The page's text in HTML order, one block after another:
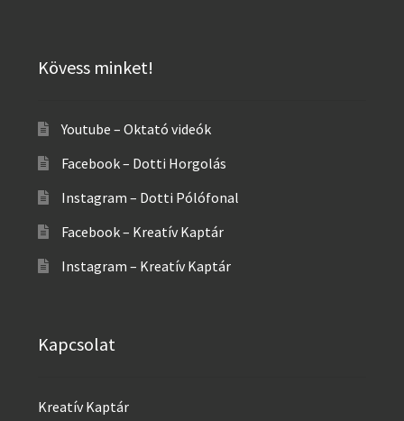
Kövess minket!
Youtube – Oktató videók
Facebook – Dotti Horgolás
Instagram – Dotti Pólófonal
Facebook – Kreatív Kaptár
Instagram – Kreatív Kaptár
Kapcsolat
Kreatív Kaptár